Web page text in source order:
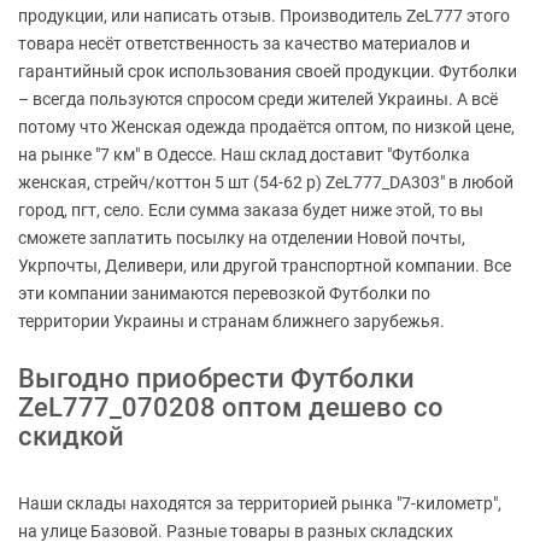
продукции, или написать отзыв. Производитель ZeL777 этого
товара несёт ответственность за качество материалов и
гарантийный срок использования своей продукции. Футболки
– всегда пользуются спросом среди жителей Украины. А всё
потому что Женская одежда продаётся оптом, по низкой цене,
на рынке "7 км" в Одессе. Наш склад доставит "Футболка
женская, стрейч/коттон 5 шт (54-62 р) ZeL777_DA303" в любой
город, пгт, село. Если сумма заказа будет ниже этой, то вы
сможете заплатить посылку на отделении Новой почты,
Укрпочты, Деливери, или другой транспортной компании. Все
эти компании занимаются перевозкой Футболки по
территории Украины и странам ближнего зарубежья.
Выгодно приобрести Футболки
ZeL777_070208 оптом дешево со
скидкой
Наши склады находятся за территорией рынка "7-километр",
на улице Базовой. Разные товары в разных складских